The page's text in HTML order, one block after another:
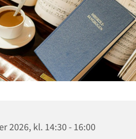
2026, kl. 14:30 - 16:00